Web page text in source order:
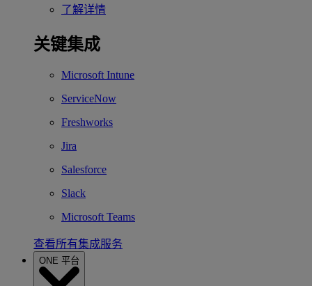
了解详情
关键集成
Microsoft Intune
ServiceNow
Freshworks
Jira
Salesforce
Slack
Microsoft Teams
查看所有集成服务
ONE 平台